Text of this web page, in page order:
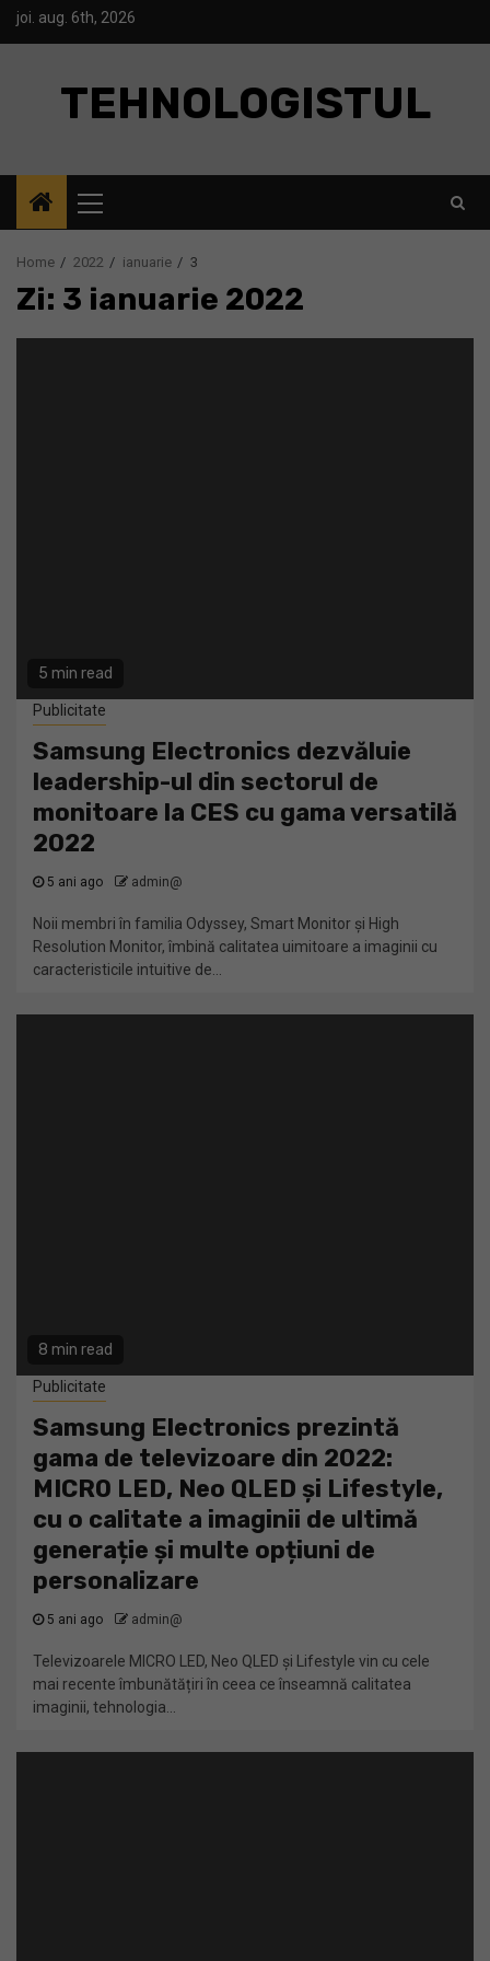
Skipjoi. aug. 6th, 2026
TEHNOLOGISTUL
Menu
Home 2022 ianuarie 3
Zi: 3 ianuarie 2022
5 min read
Publicitate
Samsung Electronics dezvăluie
leadership-ul din sectorul de
monitoare la CES cu gama versatilă
2022
5 ani ago admin@
Noii membri în familia Odyssey, Smart Monitor și High
Resolution Monitor, îmbină calitatea uimitoare a imaginii cu
caracteristicile intuitive de...
8 min read
Publicitate
Samsung Electronics prezintă
gama de televizoare din 2022:
MICRO LED, Neo QLED și Lifestyle,
cu o calitate a imaginii de ultimă
generație și multe opțiuni de
personalizare
5 ani ago admin@
Televizoarele MICRO LED, Neo QLED și Lifestyle vin cu cele
mai recente îmbunătățiri în ceea ce înseamnă calitatea
imaginii, tehnologia...